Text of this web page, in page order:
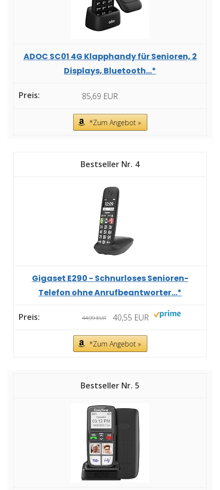
ADOC SC01 4G Klapphandy für Senioren, 2
Displays, Bluetooth...*
85,69 EUR
*Zum Angebot »
4
Gigaset E290 - Schnurloses Senioren-
Telefon ohne Anrufbeantworter...*
44,99 EUR 40,55 EUR
*Zum Angebot »
5